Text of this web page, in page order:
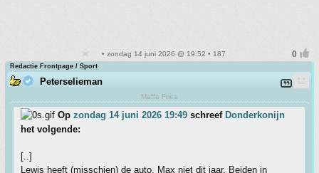
• zondag 14 juni 2026 @ 19:52 • 187
Redactie Frontpage / Sport
Peterselieman
Maffe Fries
Op zondag 14 juni 2026 19:49 schreef Donderkonijn
het volgende:
[..]
Lewis heeft (misschien) de auto, Max niet dit jaar. Beiden in